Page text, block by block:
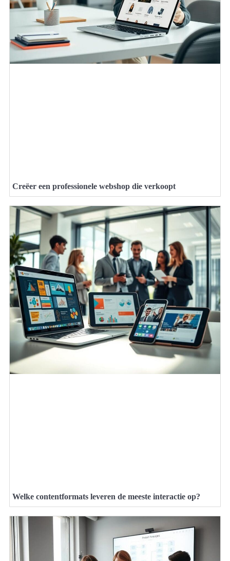
Creëer een professionele webshop die verkoopt
Welke contentformats leveren de meeste interactie op?